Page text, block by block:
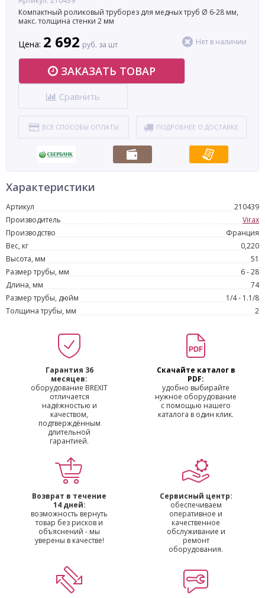
Компактный роликовый труборез для медных труб Ø 6-28 мм,
макс. толщина стенки 2 мм
Цена: 2 692 руб. за шт Нет в наличии
ЗАКАЗАТЬ ТОВАР
Сравнить
ВСЕ СПОСОБЫ ОПЛАТЫ ПОДРОБНЕЕ О ДОСТАВКЕ
Характеристики
Артикул
210439
Производитель
Virax
Производство
Франция
Вес, кг
0,220
Высота, мм
51
Размер трубы, мм
6 - 28
Длина, мм
74
Размер трубы, дюйм
1/4 - 1.1/8
Толщина трубы, мм
2
Гарантия 36
месяцев:
оборудование BREXIT
отличается
надёжностью и
качеством,
подтверждённым
длительной
гарантией.
Скачайте каталог в
PDF:
удобно выбирайте
нужное оборудование
с помощью нашего
каталога в один клик.
Возврат в течение
14 дней:
возможность вернуть
товар без рисков и
объяснений - мы
уверены в качестве!
Сервисный центр:
обеспечиваем
оперативное и
качественное
обслуживание и
ремонт
оборудования.